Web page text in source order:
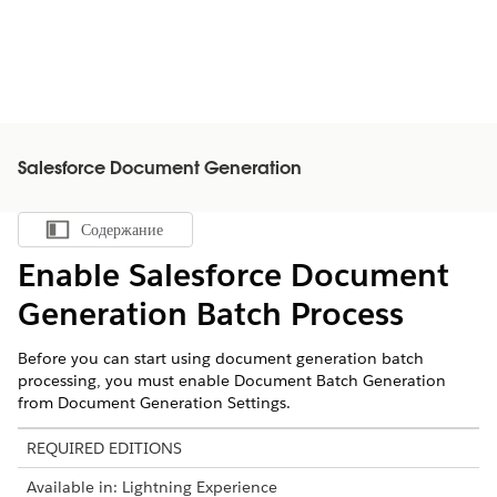
Salesforce Document Generation
Показать содержание
Содержание
Enable Salesforce Document
Generation Batch Process
Before you can start using document generation batch
processing, you must enable Document Batch Generation
from Document Generation Settings.
REQUIRED EDITIONS
Available in: Lightning Experience